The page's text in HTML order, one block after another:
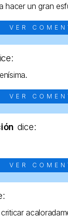
hacer un gran
VER
VER
dice:
VER